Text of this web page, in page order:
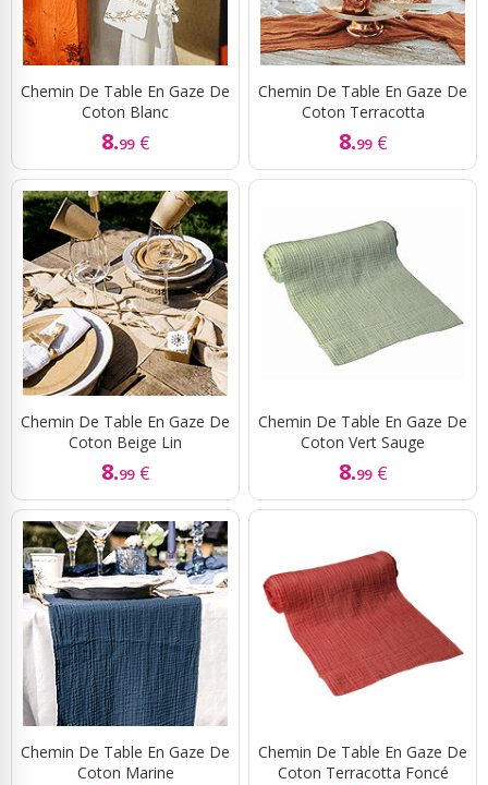
Chemin De Table En Gaze De
Coton Blanc
8.99 €
Chemin De Table En Gaze De
Coton Terracotta
8.99 €
Chemin De Table En Gaze De
Coton Beige Lin
8.99 €
Chemin De Table En Gaze De
Coton Vert Sauge
8.99 €
Chemin De Table En Gaze De
Coton Marine
Chemin De Table En Gaze De
Coton Terracotta Foncé